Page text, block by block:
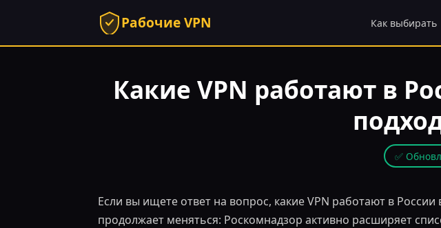
Рабочие VPN Как выбирать
Какие VPN работают в
✅
Если вы ищете ответ на вопрос, какие VPN работают в
продолжает меняться: Роскомнадзор активно расширяет